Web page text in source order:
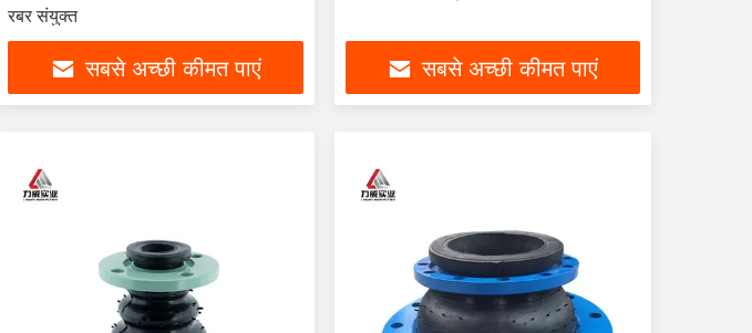
रबर संयुक्त
सबसे अच्छी कीमत पाएं सबसे अच्छी कीमत पाएं